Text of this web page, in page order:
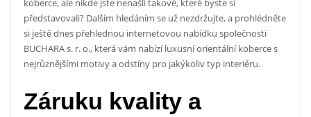
koberce, ale nikde jste nenašli takové, které byste si
představovali? Dalším hledáním se už nezdržujte, a prohlédněte
si ještě dnes přehlednou internetovou nabídku společnosti
BUCHARA s. r. o., která vám nabízí luxusníorientální koberces
nejrůznějšími motivy a odstíny pro jakýkoliv typ interiéru.
Záruku kvality a